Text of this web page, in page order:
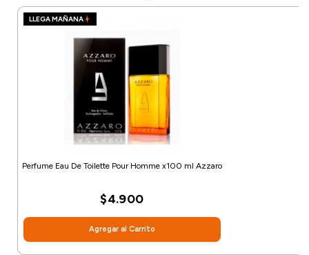
LLEGA MAÑANA
Perfume Eau De Toilette Pour Homme x100 ml Azzaro
$4.900
Agregar al Carrito